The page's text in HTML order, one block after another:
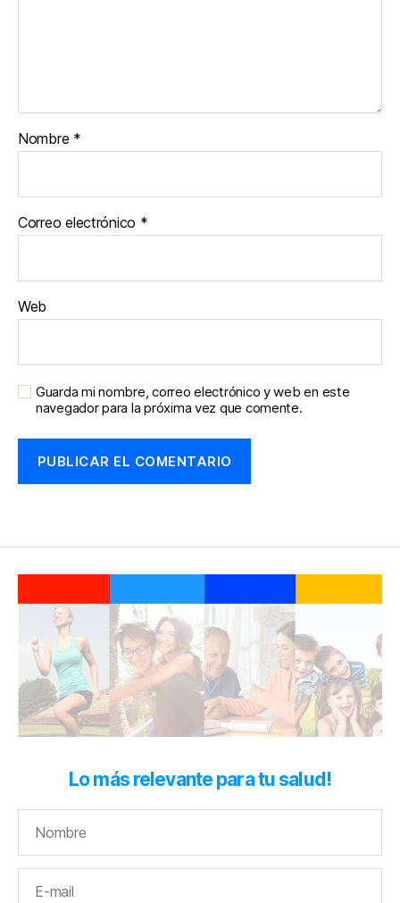
Nombre *
Correo electrónico *
Web
Guarda mi nombre, correo electrónico y web en este
navegador para la próxima vez que comente.
Lo más relevante para tu salud!